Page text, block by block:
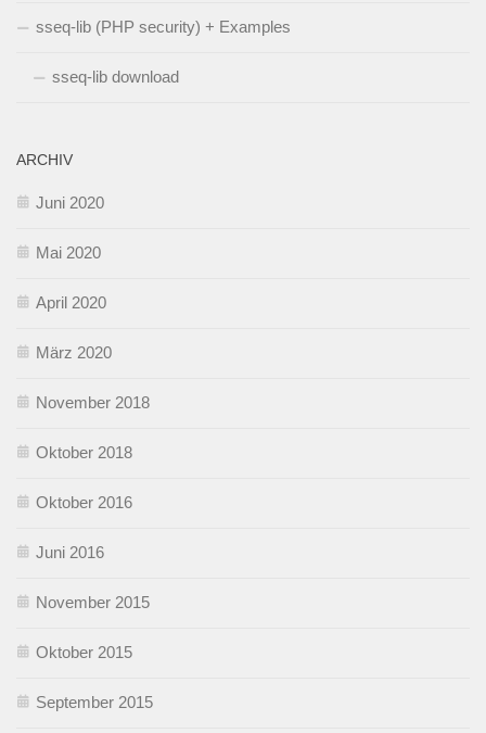
sseq-lib (PHP security) + Examples
sseq-lib download
ARCHIV
Juni 2020
Mai 2020
April 2020
März 2020
November 2018
Oktober 2018
Oktober 2016
Juni 2016
November 2015
Oktober 2015
September 2015